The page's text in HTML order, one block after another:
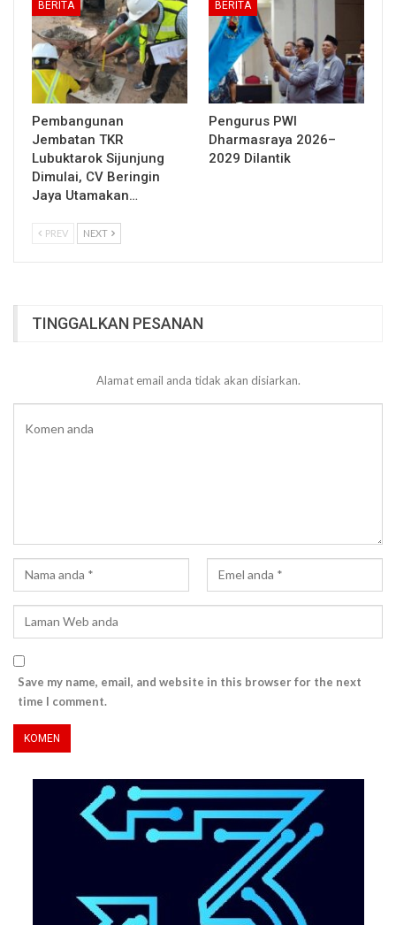
BERITA
Pembangunan
Jembatan TKR
Lubuktarok Sijunjung
Dimulai, CV Beringin
Jaya Utamakan…
BERITA
Pengurus PWI
Dharmasraya 2026–
2029 Dilantik
PREV NEXT
TINGGALKAN PESANAN
Alamat email anda tidak akan disiarkan.
Save my name, email, and website in this browser for the next
time I comment.